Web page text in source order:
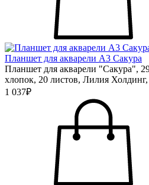
Планшет для акварели А3 Сакура
Планшет для акварели "Сакура",
хлопок, 20 листов, Лилия
1 037₽